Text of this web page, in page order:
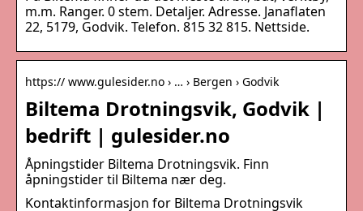
m.m. Ranger. 0 stem. Detaljer. Adresse. Janaflaten
22, 5179, Godvik. Telefon. 815 32 815. Nettside.
https:// www.gulesider.no › … › Bergen › Godvik
Biltema Drotningsvik, Godvik |
bedrift | gulesider.no
Åpningstider Biltema Drotningsvik. Finn
åpningstider til Biltema nær deg.
Kontaktinformasjon for Biltema Drotningsvik